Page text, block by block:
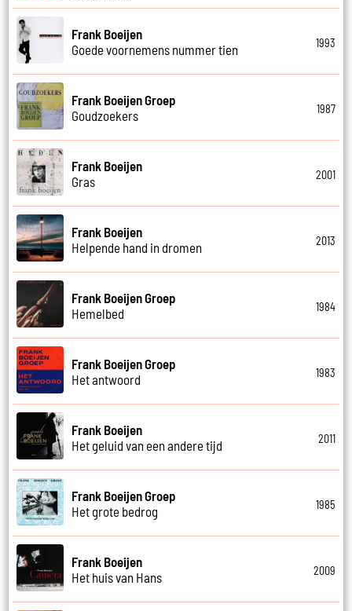
Frank Boeijen
Goede voornemens nummer tien
1993
Frank Boeijen Groep
Goudzoekers
1987
Frank Boeijen
Gras
2001
Frank Boeijen
Helpende hand in dromen
2013
Frank Boeijen Groep
Hemelbed
1984
Frank Boeijen Groep
Het antwoord
1983
Frank Boeijen
Het geluid van een andere tijd
2011
Frank Boeijen Groep
Het grote bedrog
1985
Frank Boeijen
Het huis van Hans
2009